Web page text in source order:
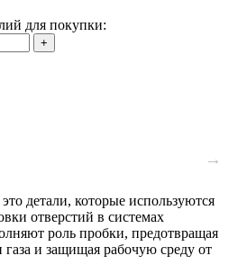
для покупки:
+
→
детали, которые используются
отверстий в системах
роль пробки, предотвращая
и защищая рабочую среду от